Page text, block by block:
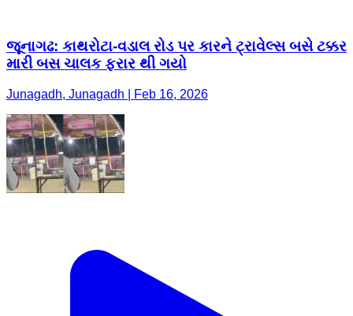
જૂનાગઢ: કાથરોટા-વડાલ રોડ પર કારને ટ્રાવેલ્સ બસે ટક્કર
મારી બસ ચાલક ફરાર થી ગયો
Junagadh, Junagadh | Feb 16, 2026